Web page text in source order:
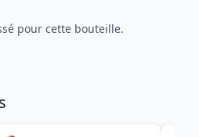
pour cette bouteille.